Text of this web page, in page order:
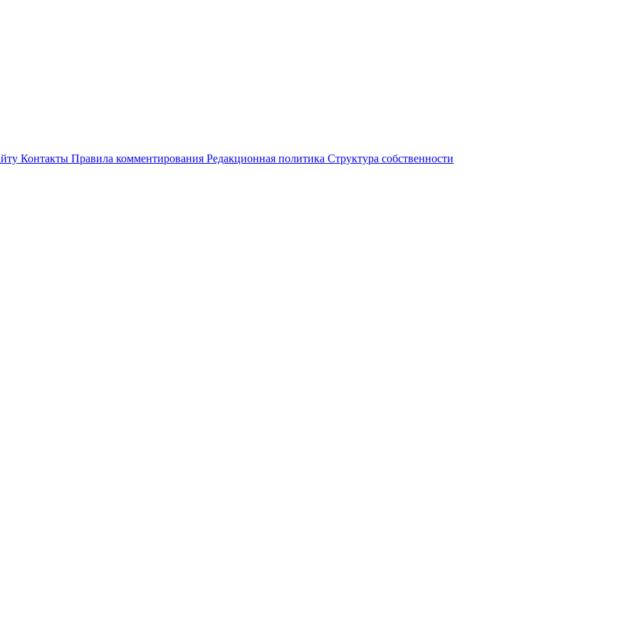
Контакты Правила комментирования Редакционная политика Структура собственности